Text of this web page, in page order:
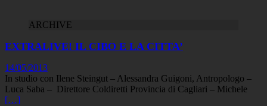
ARCHIVE
EXTRALIVE! IL CIBO E LA CITTA’
14/05/2013
In studio con Ilene Steingut – Alessandra Guigoni, Antropologo –
Luca Saba – Direttore Coldiretti Provincia di Cagliari – Michele
[…]